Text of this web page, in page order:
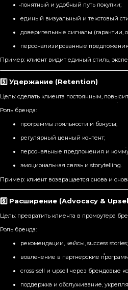
понятный и удобный путь покупки;
единый визуальный и текстовый
доверительные сигналы (гарантии,
персонализированные
Пример: клиент видит единый стиль,
5️⃣ Удержание (Retention)
Цель: сделать клиента постоянным,
Роль бренда:
программы лояльности и бонусы;
регулярный ценный контент;
персональные предложения и
эмоциональная связь и storytelling.
Пример: клиент возвращается снова и
6️⃣ Расширение (Advocacy &
Цель: превратить клиента в промоутера
Роль бренда:
рекомендации, кейсы, success stories;
вовлечение в партнерские
cross-sell и upsell через брендовые
поддержка и обслуживание,